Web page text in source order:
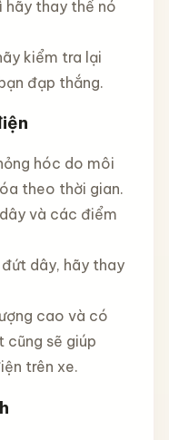
hãy thay thế nó
kiểm tra lại
đạp thắng.
hóc do môi
theo thời gian.
và các điểm
dây, hãy thay
cao và có
cũng sẽ giúp
trên xe.